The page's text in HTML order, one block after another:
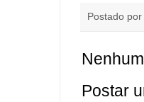
Postado por
Postar